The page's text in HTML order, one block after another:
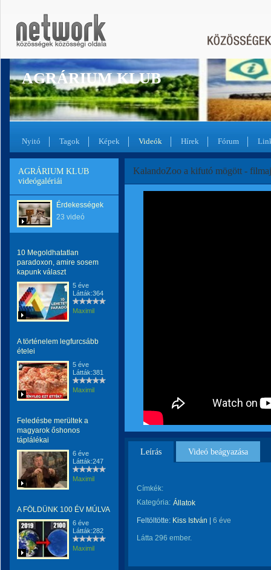
AGRÁRIUM KLUB
Nyitó Tagok Képek Videók Hírek Fórum
AGRÁRIUM KLUB
videógalériái
Érdekességek
23 videó
10 Megoldhatatlan
paradoxon, amire sosem
kapunk választ
5 éve
Látták:364
Maximil
A történelem legfurcsább
ételei
5 éve
Látták:381
Maximil
Feledésbe merültek a
magyarok őshonos
táplálékai
6 éve
Látták:247
Maximil
A FÖLDÜNK 100 ÉV MÚLVA
6 éve
Látták:282
Maximil
KalandoZoo a kifutó mögött -
Leírás Videó beágyazása
Címkék:
Kategória: Állatok
Feltöltötte: Kiss István 6 éve
Látta 296 ember.